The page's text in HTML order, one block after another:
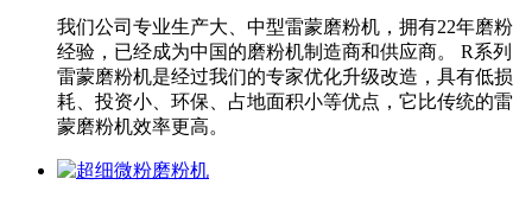
我们公司专业生产大、中型雷蒙磨粉机，拥有22年磨粉
经验，已经成为中国的磨粉机制造商和供应商。 R系列
雷蒙磨粉机是经过我们的专家优化升级改造，具有低损
耗、投资小、环保、占地面积小等优点，它比传统的雷
蒙磨粉机效率更高。